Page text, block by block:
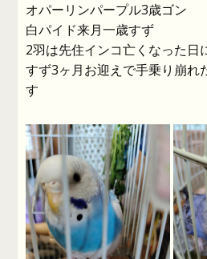
オパーリンパープル3歳ゴン
白パイド来月一歳すず
2羽は先住インコ亡くなった日
すず3ヶ月お迎えで手乗り崩れ
す